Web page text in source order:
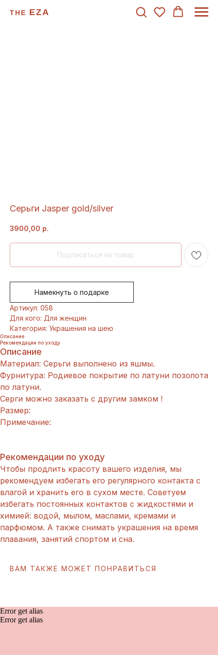
THE EZA
Серьги Jasper gold/silver
3900,00 р.
Намекнуть о подарке
Артикул: 058
Для кого: Для женщин
Категория: Украшения на шею
Описание
Рекомендации по уходу
Описание
Материал: Серьги выполнено из яшмы.
Фурнитура: Родиевое покрытие по латуни позолота
по латуни.
Серги можно заказать с другим замком !
Размер:
Примечание:
Рекомендации по уходу
Чтобы продлить красоту вашего изделия, мы
рекомендуем избегать его регулярного контакта с
влагой и хранить его в сухом месте. Советуем
избегать постоянных контактов с жидкостями и
химией: водой, мылом, маслами, кремами и
парфюмом. А также снимать украшения на время
плавания, занятий спортом и сна.
ВАМ ТАКЖЕ МОЖЕТ ПОНРАВИТЬСЯ
Error get alias
Error get alias